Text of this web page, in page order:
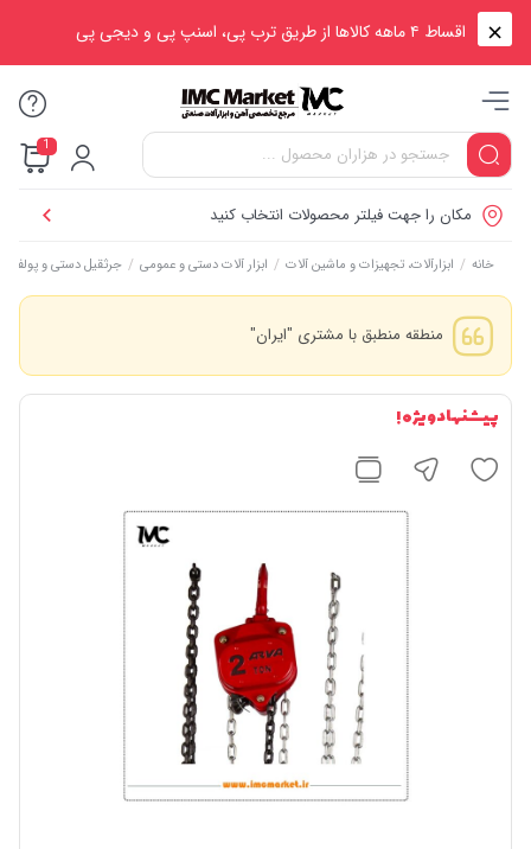
اقساط ۴ ماهه کالاها از طریق ترب پی، اسنپ پی و دیجی پی
1
مکان را جهت فیلتر محصولات انتخاب کنید
خانه / ابزارآلات، تجهیزات و ماشین آلات / ابزار آلات دستی و عمومی / جرثقیل دستی و پولفیت
منطقه منطبق با مشتری "ایران"
پیشنهاد ویژه !